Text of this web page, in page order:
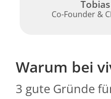
Co-Founder &
Warum bei
3 gute Gründe